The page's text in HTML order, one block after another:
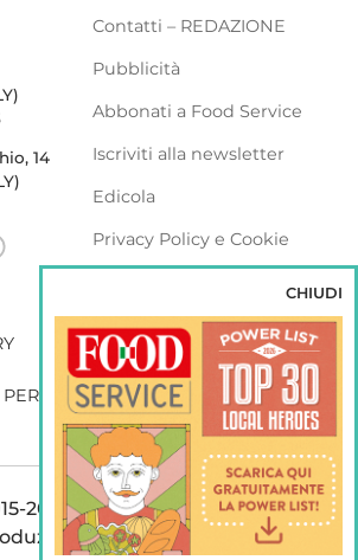
14
Contatti – REDAZIONE
Pubblicità
Abbonati a Food Service
Iscriviti alla newsletter
Edicola
Privacy Policy e Cookie
DISTRIBUZIONE
PERSONE WEBINAR VENDING
2026 FOOD S.r.l. - Tutti i diritti di
sono riservati
CHIUDI